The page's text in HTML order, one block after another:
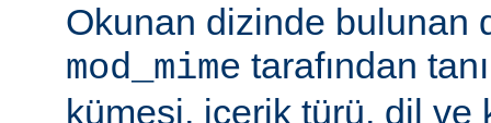
Okunan dizinde bulunan
mod_mime tarafından
kümesi, içerik türü, dil ve